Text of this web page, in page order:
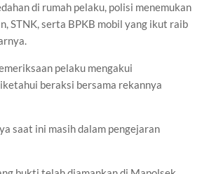
di rumah pelaku, polisi menemukan
STNK, serta BPKB mobil yang ikut raib
pelaku mengakui
beraksi bersama rekannya
saat ini masih dalam pengejaran